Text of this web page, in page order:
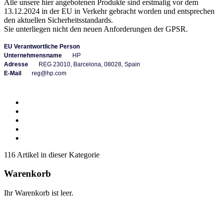
Alle unsere hier angebotenen Produkte sind erstmalig vor dem
13.12.2024 in der EU in Verkehr gebracht worden und entsprechen
den aktuellen Sicherheitsstandards.
Sie unterliegen nicht den neuen Anforderungen der GPSR.
EU Verantwortliche Person
Unternehmensname HP
Adresse REG 23010, Barcelona, 08028, Spain
E-Mail
reg@hp.com
116 Artikel in dieser Kategorie
Warenkorb
Ihr Warenkorb ist leer.